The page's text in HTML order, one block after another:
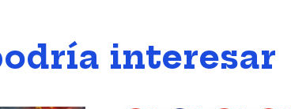
interesar